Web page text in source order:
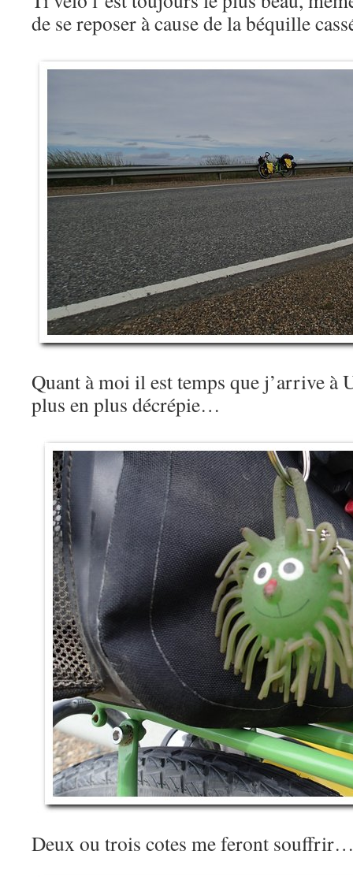
de se reposer à cause de la béquille
Quant à moi il est temps que j’arrive à
plus en plus décrépie…
Deux ou trois cotes me feront